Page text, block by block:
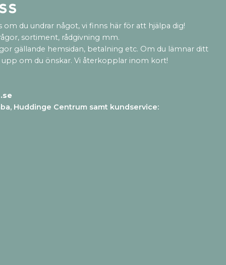
du undrar något, vi finns här för att hjälpa dig!
sortiment, rådgivning mm.
gällande hemsidan, betalning etc. Om du lämnar ditt
om du önskar. Vi återkopplar inom kort!
Huddinge Centrum samt kundservice: